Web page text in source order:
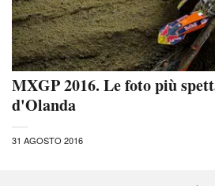
MXGP 2016. Le foto più
d'Olanda
31 AGOSTO 2016